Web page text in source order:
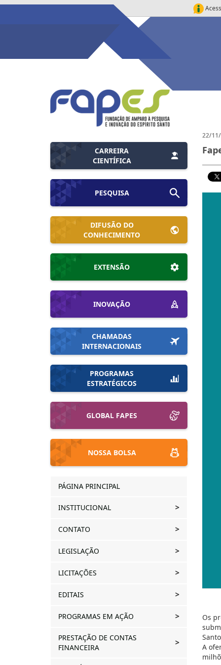
CARREIRA
CIENTÍFICA
PESQUISA
DIFUSÃO DO
CONHECIMENTO
EXTENSÃO
INOVAÇÃO
CHAMADAS
INTERNACIONAIS
PROGRAMAS
ESTRATÉGICOS
GLOBAL FAPES
NOSSA BOLSA
PÁGINA PRINCIPAL
INSTITUCIONAL
CONTATO
LEGISLAÇÃO
LICITAÇÕES
EDITAIS
PROGRAMAS EM AÇÃO
PRESTAÇÃO DE CONTAS
FINANCEIRA
22/
Os
A